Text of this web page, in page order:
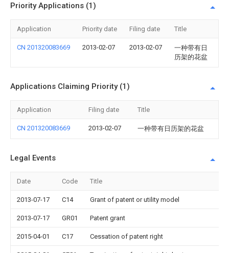
Priority Applications (1)
Application Priority date Filing date Title
CN 201320083669 2013-02-07 2013-02-07
一种带有日
历架的花盆
Applications Claiming Priority (1)
Application Filing date Title
CN 201320083669 2013-02-07 一种带有日历架的花盆
Legal Events
Date Code Title
2013-07-17 C14 Grant of patent or utility model
2013-07-17 GR01 Patent grant
2015-04-01 C17 Cessation of patent right